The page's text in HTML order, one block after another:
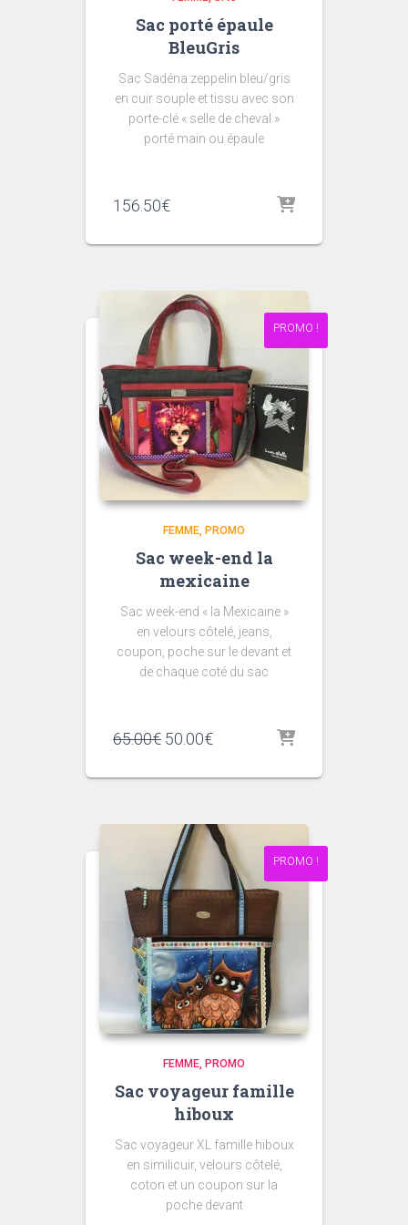
Sac porté épaule
BleuGris
Sac Sadéna zeppelin bleu/gris
en cuir souple et tissu avec son
porte-clé « selle de cheval »
porté main ou épaule
156.50€
PROMO !
FEMME PROMO
Sac week-end la
mexicaine
Sac week-end « la Mexicaine »
en velours côtelé, jeans,
coupon, poche sur le devant et
de chaque coté du sac
65.00€ Le
initial
50.00€Le
actuel
PROMO !
FEMME PROMO
Sac voyageur famille
hiboux
Sac voyageur XL famille hiboux
en similicuir, velours côtelé,
coton et un coupon sur la
poche devant